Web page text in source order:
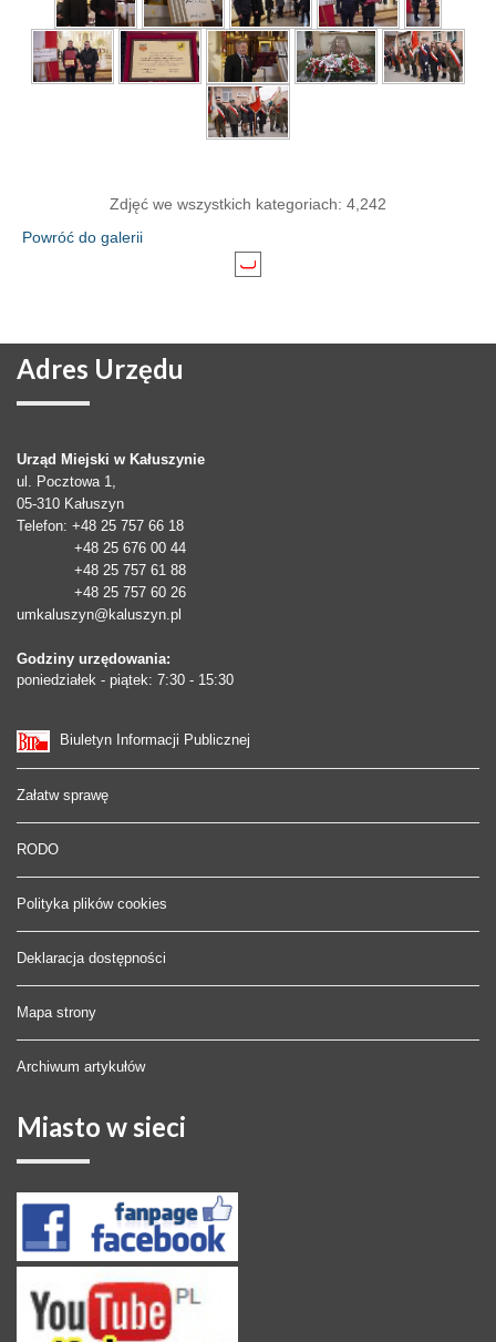
Zdjęć we wszystkich kategoriach: 4,242
Powróć do galerii
Adres Urzędu
Urząd Miejski w Kałuszynie
ul. Pocztowa 1,
05-310 Kałuszyn
Telefon: +48 25 757 66 18
+48 25 676 00 44
+48 25 757 61 88
+48 25 757 60 26
umkaluszyn@kaluszyn.pl
Godziny urzędowania:
poniedziałek - piątek: 7:30 - 15:30
Biuletyn Informacji Publicznej
Załatw sprawę
RODO
Polityka plików cookies
Deklaracja dostępności
Mapa strony
Archiwum artykułów
Miasto w sieci